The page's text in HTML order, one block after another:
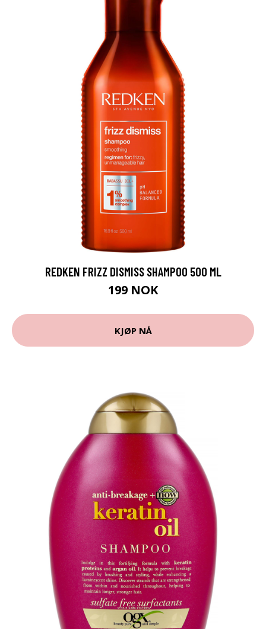
REDKEN FRIZZ DISMISS SHAMPOO 500 ML
199 NOK
KJØP NÅ